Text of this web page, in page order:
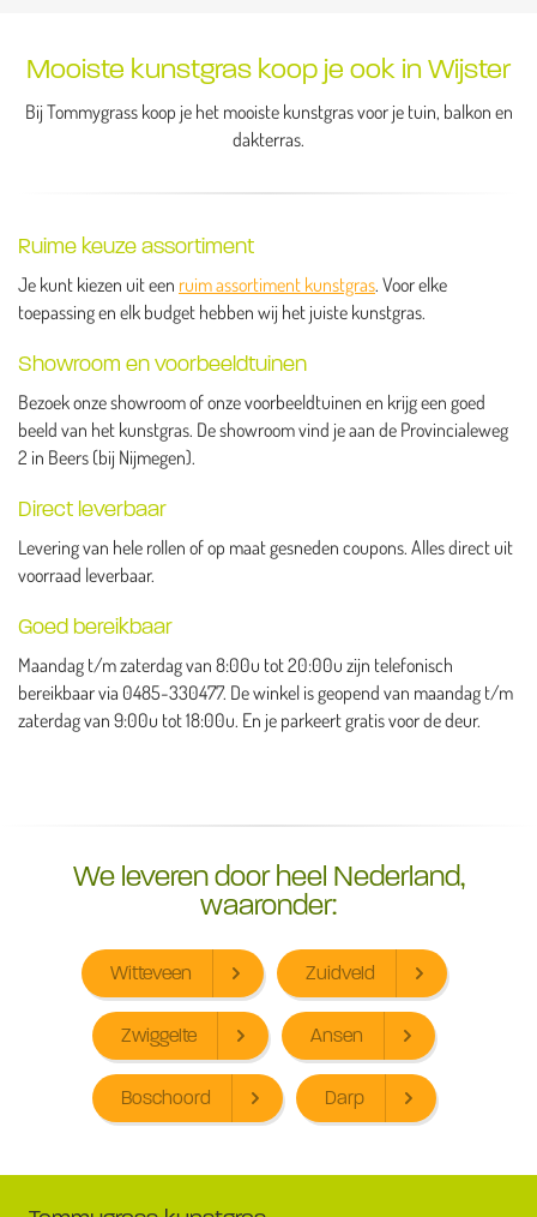
Mooiste kunstgras koop je ook in Wijster
Bij Tommygrass koop je het mooiste kunstgras voor je tuin, balkon en
dakterras.
Ruime keuze assortiment
Je kunt kiezen uit een ruim assortiment kunstgras. Voor elke
toepassing en elk budget hebben wij het juiste kunstgras.
Showroom en voorbeeldtuinen
Bezoek onze showroom of onze voorbeeldtuinen en krijg een goed
beeld van het kunstgras. De showroom vind je aan de Provincialeweg
2 in Beers (bij Nijmegen).
Direct leverbaar
Levering van hele rollen of op maat gesneden coupons. Alles direct uit
voorraad leverbaar.
Goed bereikbaar
Maandag t/m zaterdag van 8:00u tot 20:00u zijn telefonisch
bereikbaar via 0485-330477. De winkel is geopend van maandag t/m
zaterdag van 9:00u tot 18:00u. En je parkeert gratis voor de deur.
We leveren door heel Nederland,
waaronder:
Witteveen Zuidveld
Zwiggelte Ansen
Boschoord Darp